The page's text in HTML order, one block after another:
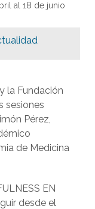
al 18 de junio
la Fundación
sesiones
Pérez,
de Medicina
EN
desde el